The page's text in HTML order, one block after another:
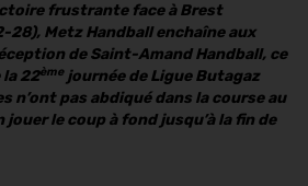
frustrante face à Brest
28), Metz Handball enchaîne aux
de Saint-Amand Handball, ce
22èmejournée de Ligue Butagaz
n’ont pas abdiqué dans la course au
le coup à fond jusqu’à la fin de